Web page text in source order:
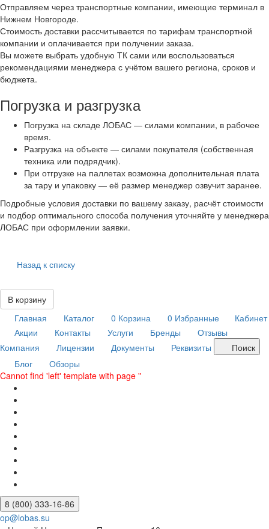
Отправляем через транспортные компании, имеющие терминал в
Нижнем Новгороде.
Стоимость доставки рассчитывается по тарифам транспортной
компании и оплачивается при получении заказа.
Вы можете выбрать удобную ТК сами или воспользоваться
рекомендациями менеджера с учётом вашего региона, сроков и
бюджета.
Погрузка и разгрузка
Погрузка на складе ЛОБАС — силами компании, в рабочее
время.
Разгрузка на объекте — силами покупателя (собственная
техника или подрядчик).
При отгрузке на паллетах возможна дополнительная плата
за тару и упаковку — её размер менеджер озвучит заранее.
Подробные условия доставки по вашему заказу, расчёт стоимости
и подбор оптимального способа получения уточняйте у менеджера
ЛОБАС при оформлении заявки.
Назад к списку
В корзину
Главная
Каталог 0 Корзина 0 Избранные
Кабинет
Акции
Контакты Услуги Бренды
Отзывы
Компания
Лицензии Документы Реквизиты
Поиск
Блог
Обзоры
Cannot find 'left' template with page ''
8 (800) 333-16-86
op@lobas.su